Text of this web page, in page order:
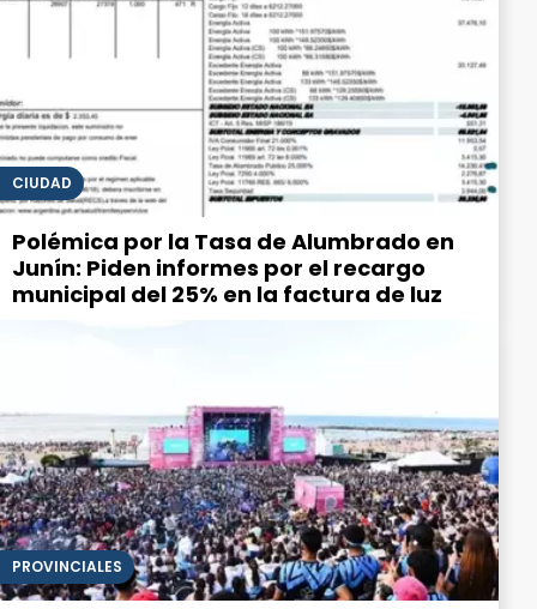
CIUDAD
Polémica por la Tasa de Alumbrado en
Junín: Piden informes por el recargo
municipal del 25% en la factura de luz
PROVINCIALES